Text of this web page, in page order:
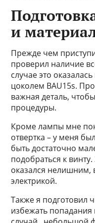
и
Прежде чем
проверил наличие
случае это
цоколем BAU15s.
важная деталь,
процедуры.
Кроме лампы мне
отвертка – у меня
быть достаточно
подобраться к
оказался нелишним,
электрикой.
Также я подготовил
избежать попадания